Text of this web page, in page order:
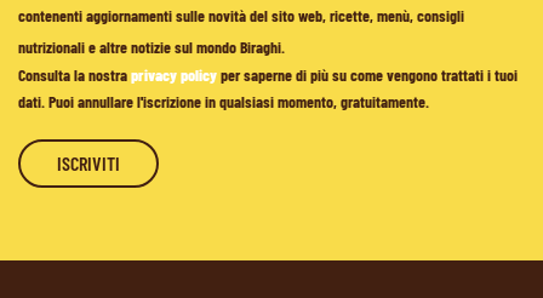
contenenti aggiornamenti sulle novità del sito web, ricette, menù, consigli
nutrizionali e altre notizie sul mondo Biraghi.
Consulta la nostraprivacy policyper saperne di più su come vengono trattati i tuoi
dati. Puoi annullare l'iscrizione in qualsiasi momento, gratuitamente.